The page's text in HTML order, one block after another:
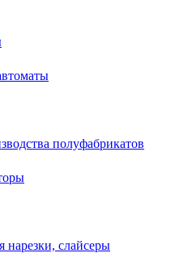
полуфабрикатов
слайсеры